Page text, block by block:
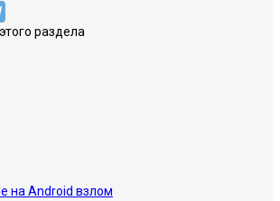
раздела
на Android взлом